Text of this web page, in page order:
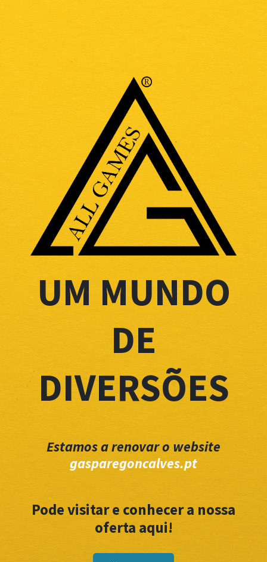
UM MUNDO
DE
DIVERSÕES
Estamos a renovar o website
gasparegoncalves.pt
Pode visitar e conhecer a nossa
oferta aqui!